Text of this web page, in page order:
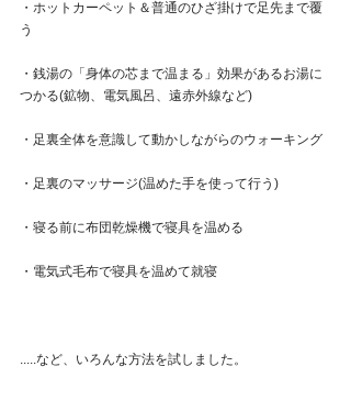
・ホットカーペット＆普通のひざ掛けで足先まで覆
う
・銭湯の「身体の芯まで温まる」効果があるお湯に
つかる(鉱物、電気風呂、遠赤外線など)
・足裏全体を意識して動かしながらのウォーキング
・足裏のマッサージ(温めた手を使って行う)
・寝る前に布団乾燥機で寝具を温める
・電気式毛布で寝具を温めて就寝
.....など、いろんな方法を試しました。